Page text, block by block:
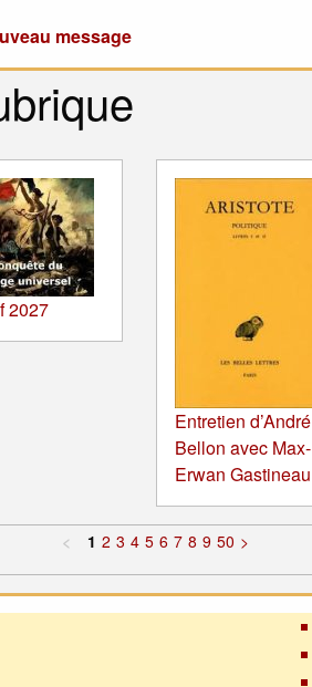
message
2027
Entretien d’André
Bellon avec Max-
Erwan Gastineau
< 1 2 3 4 5 6 7 8 9 50 >